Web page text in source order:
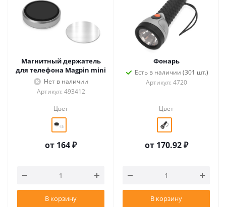
Магнитный держатель
для телефона Magpin mini
Нет в наличии
Артикул: 493412
Цвет
от 164 ₽
В корзину
Фонарь
Есть в наличии (301 шт.)
Артикул: 4720
Цвет
от 170.92 ₽
В корзину